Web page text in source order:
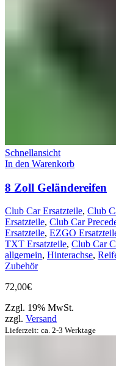
Schnellansicht
In den Warenkorb
8 Zoll Geländereifen
Club Car Ersatzteile, Club
Ersatzteile, Club Car
Ersatzteile, EZGO
TXT Ersatzteile, Club Car
allgemein, Hinterachse,
Zubehör
72,00€
Zzgl. 19% MwSt.
zzgl. Versand
Lieferzeit: ca. 2-3 Werktage